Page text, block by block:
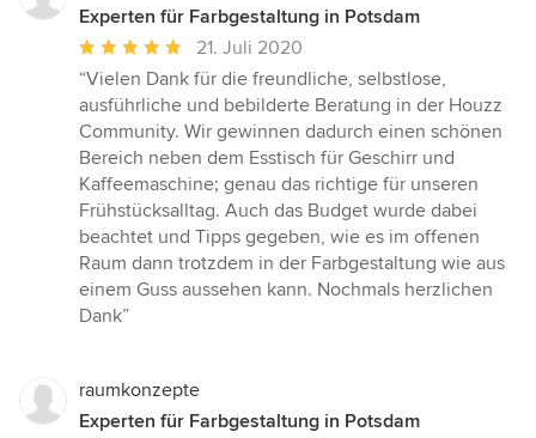
Experten für Farbgestaltung in Potsdam
Durchschnittliche
Bewertung:
5
von
5
Sternen
21. Juli 2020
“Vielen Dank für die freundliche, selbstlose,
ausführliche und bebilderte Beratung in der Houzz
Community. Wir gewinnen dadurch einen schönen
Bereich neben dem Esstisch für Geschirr und
Kaffeemaschine; genau das richtige für unseren
Frühstücksalltag. Auch das Budget wurde dabei
beachtet und Tipps gegeben, wie es im offenen
Raum dann trotzdem in der Farbgestaltung wie aus
einem Guss aussehen kann. Nochmals herzlichen
Dank”
raumkonzepte
Experten für Farbgestaltung in Potsdam